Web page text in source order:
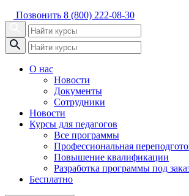
Позвонить 8 (800) 222-08-30
О нас
Новости
Документы
Сотрудники
Новости
Курсы для педагогов
Все программы
Профессиональная
Повышение квалификации
Разработка программы под
Бесплатно